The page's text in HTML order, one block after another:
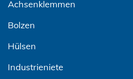
Achsenklemmen
Bolzen
Hülsen
Industrieniete